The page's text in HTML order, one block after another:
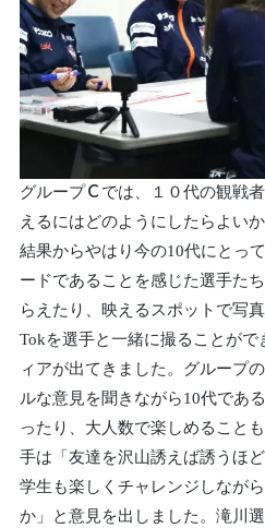
グループＣでは、１０代の観戦
えるにはどのようにしたらよい
結果からやはり今の10代にとっ
ードであることを感じた選手た
らえたり、映えるスポットで写
Tokを選手と一緒に撮ることが
ィアが出てきました。グループ
ルな意見を聞きながら10代であ
ったり、大人数で楽しめること
手は「友達を沢山誘えば誘うほ
学生も楽しくチャレンジしなが
か」と意見を出しました。滝川